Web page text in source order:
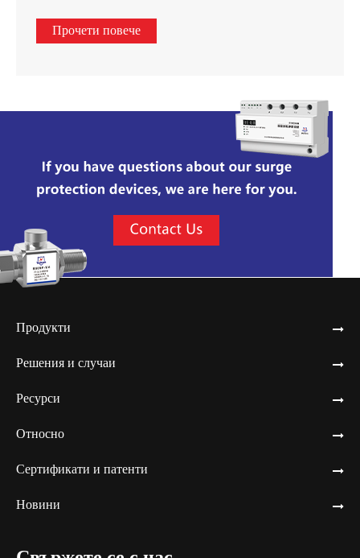
Прочети повече
Продукти
Решения и случаи
Ресурси
Относно
Сертификати и патенти
Новини